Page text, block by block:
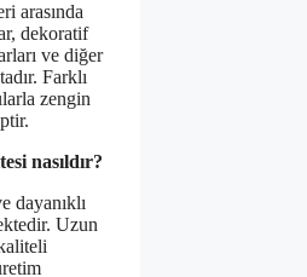
arasında
dekoratif
ve diğer
Farklı
zengin
nasıldır?
dayanıklı
Uzun